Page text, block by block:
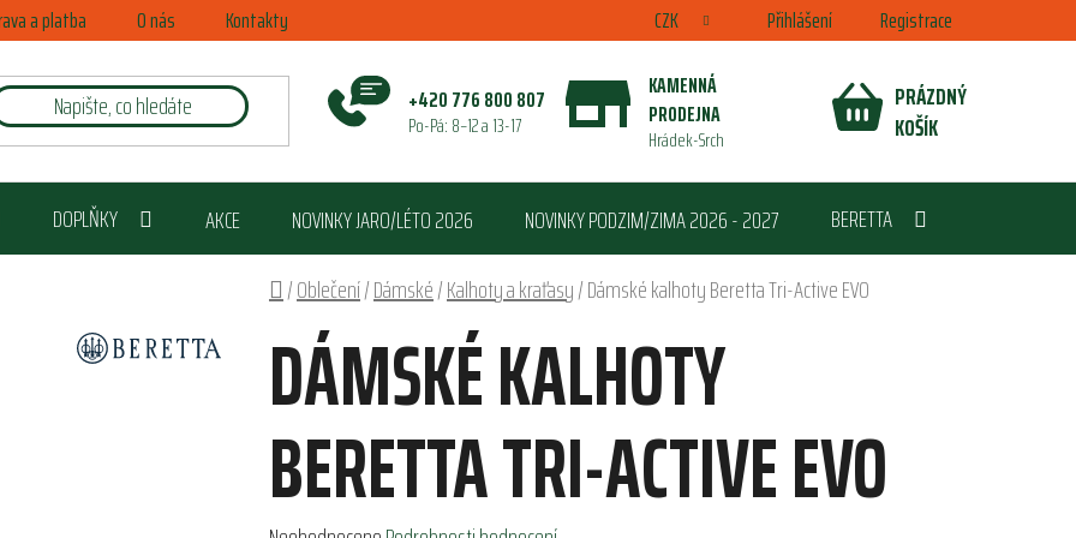
a platba O nás Kontakty CZK Přihlášení Registrace
+420 776 800 807
Po-Pá: 8–12 a 13-17
KAMENNÁ
PRODEJNA
Hrádek-Srch
NÁKUPNÍ
PRÁZDNÝ
KOŠÍK
DOPLŇKY AKCE NOVINKY JARO/LÉTO 2026 NOVINKY PODZIM/ZIMA 2026 - 2027
BERETTA
Domů
/Oblečení/Dámské/Kalhoty a kraťasy/Dámské kalhoty Beretta Tri-Active EVO
DÁMSKÉ KALHOTY
BERETTA TRI-ACTIVE EVO